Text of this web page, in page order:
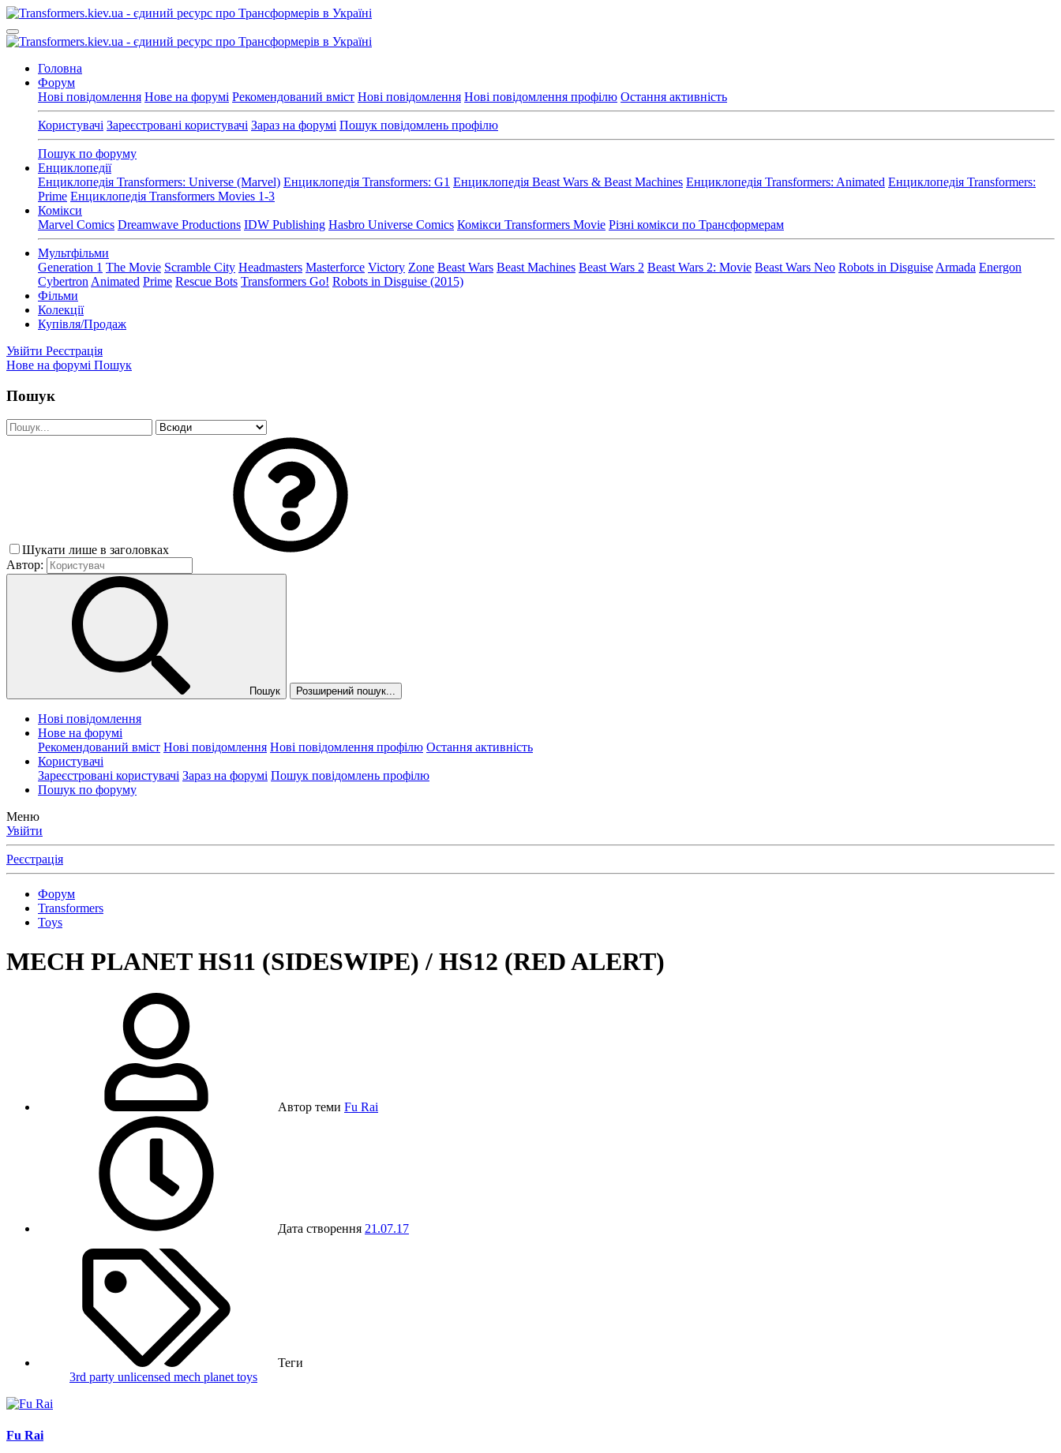
Головна
Форум
Нові повідомлення Нове на форумі Рекомендований вміст Нові повідомлення Нові повідомлення профілю Остання активність
Користувачі Зареєстровані користувачі Зараз на форумі Пошук повідомлень профілю
Пошук по форуму
Енциклопедії
Енциклопедія Transformers: Universe (Marvel) Енциклопедія Transformers: G1 Енциклопедія Beast Wars & Beast Machines Енциклопедія Transformers: Animated Енциклопедія Transformers:
Prime Енциклопедія Transformers Movies 1-3
Комікси
Marvel Comics Dreamwave Productions IDW Publishing Hasbro Universe Comics Комікси Transformers Movie Різні комікси по Трансформерам
Мультфільми
Generation 1 The Movie Scramble City Headmasters Masterforce Victory Zone Beast Wars Beast Machines Beast Wars 2 Beast Wars 2: Movie Beast Wars Neo Robots in Disguise Armada Energon
Cybertron Animated Prime Rescue Bots Transformers Go! Robots in Disguise (2015)
Фільми
Колекції
Купівля/Продаж
Увійти Реєстрація
Нове на форумі Пошук
Пошук
Шукати лише в заголовках
Автор:
Пошук Розширений пошук...
Нові повідомлення
Нове на форумі
Рекомендований вміст Нові повідомлення Нові повідомлення профілю Остання активність
Користувачі
Зареєстровані користувачі Зараз на форумі Пошук повідомлень профілю
Пошук по форуму
Меню
Увійти
Реєстрація
Форум
Transformers
Toys
MECH PLANET HS11 (SIDESWIPE) / HS12 (RED ALERT)
Автор теми Fu Rai
Дата створення 21.07.17
Теги
3rd party unlicensed mech planet toys
Fu Rai